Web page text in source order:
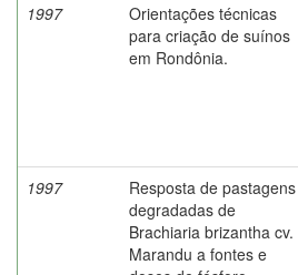
1997
Orientações técnicas
para criação de suínos
em Rondônia.
1997
Resposta de pastagens
degradadas de
Brachiaria brizantha cv.
Marandu a fontes e